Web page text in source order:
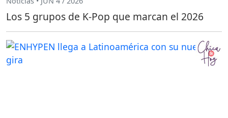
Los 5 grupos de K-Pop que marcan el 2026